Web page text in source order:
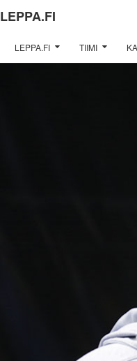
LEPPA.FI
LEPPA.FI TIIMI